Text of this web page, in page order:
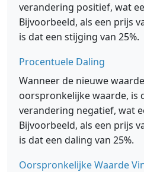
verandering positief, wat
Bijvoorbeeld, als een prijs
is dat een stijging van 25%.
Procentuele Daling
Wanneer de nieuwe
oorspronkelijke waarde, is
verandering negatief, wat
Bijvoorbeeld, als een prijs
is dat een daling van 25%.
Oorspronkelijke Waarde